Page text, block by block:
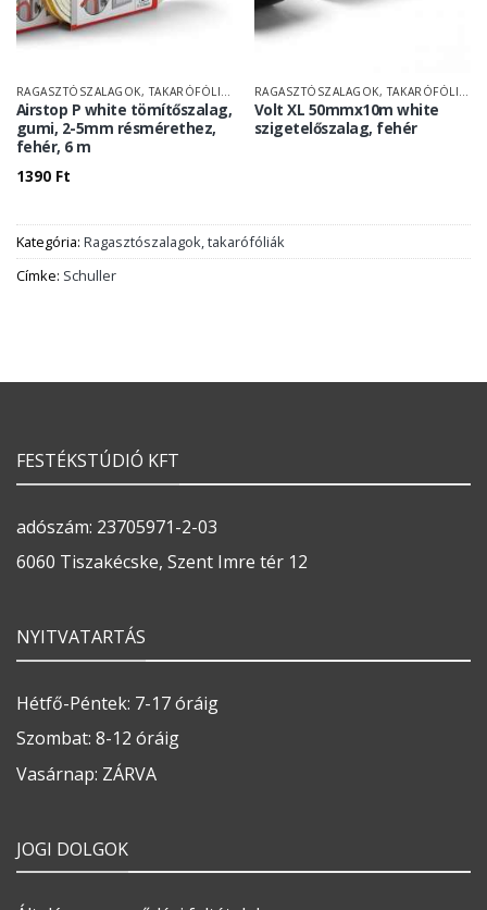
Airstop P white tömítőszalag,
gumi, 2-5mm résmérethez,
fehér, 6 m
1390 Ft
Volt XL 50mmx10m white
szigetelőszalag, fehér
Kategória: Ragasztószalagok, takarófóliák
Címke: Schuller
FESTÉKSTÚDIÓ KFT
adószám: 23705971-2-03
6060 Tiszakécske, Szent Imre tér 12
NYITVATARTÁS
Hétfő-Péntek: 7-17 óráig
Szombat: 8-12 óráig
Vasárnap: ZÁRVA
JOGI DOLGOK